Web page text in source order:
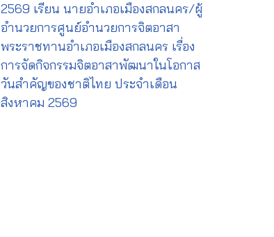
2569 เรียน นายอำเภอเมืองสกลนคร/ผู้
อำนวยการศูนย์อำนวยการจิตอาสา
พระราชทานอำเภอเมืองสกลนคร เรื่อง
การจัดกิจกรรมจิตอาสาพัฒนาในโอกาส
วันสำคัญของชาติไทย ประจำเดือน
สิงหาคม 2569